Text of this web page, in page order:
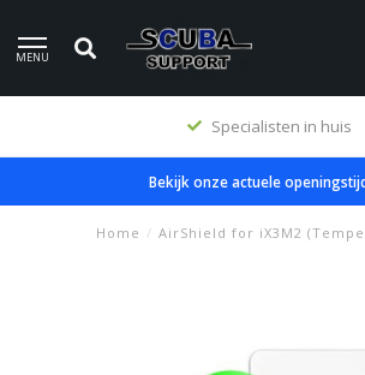
MENU
Specialisten in huis
Bekijk onze actuele
Home / AirShield for iX3M2